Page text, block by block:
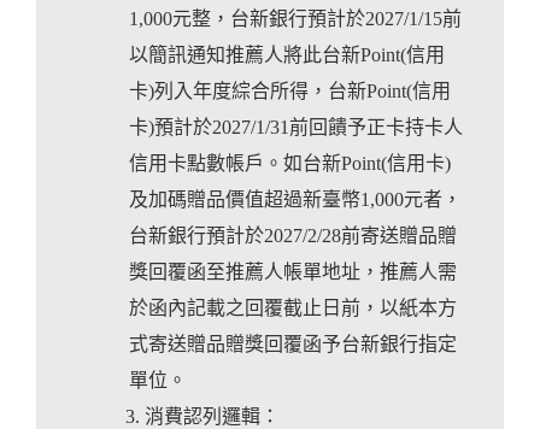
1,000元整，台新銀行預計於2027/1/15前
以簡訊通知推薦人將此台新Point(信用
卡)列入年度綜合所得，台新Point(信用
卡)預計於2027/1/31前回饋予正卡持卡人
信用卡點數帳戶。如台新Point(信用卡)
及加碼贈品價值超過新臺幣1,000元者，
台新銀行預計於2027/2/28前寄送贈品贈
獎回覆函至推薦人帳單地址，推薦人需
於函內記載之回覆截止日前，以紙本方
式寄送贈品贈獎回覆函予台新銀行指定
單位。
消費認列邏輯：